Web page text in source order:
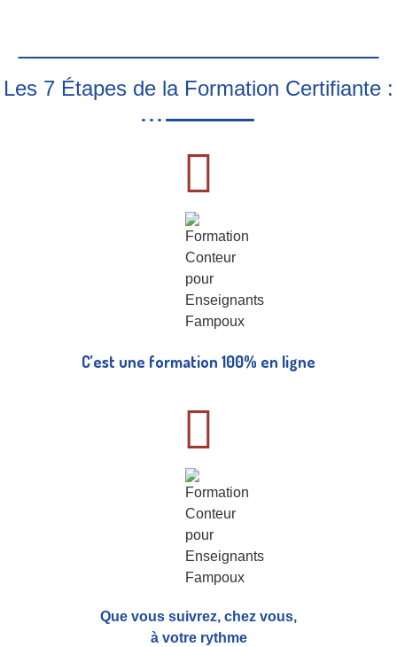
Les 7 Étapes de la Formation Certifiante :
C’est une formation 100% en ligne
Que vous suivrez, chez vous,
à votre rythme